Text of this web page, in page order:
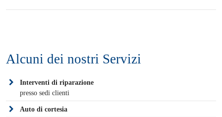
Alcuni dei nostri Servizi
Interventi di riparazione
presso sedi clienti
Auto di cortesia